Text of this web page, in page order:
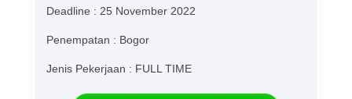
Deadline : 25 November 2022
Penempatan : Bogor
Jenis Pekerjaan : FULL TIME